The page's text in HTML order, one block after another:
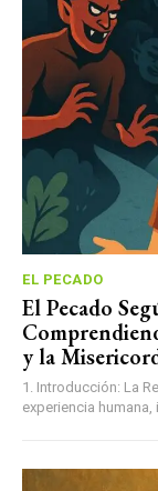
EL PECADO
El Pecado
y la
1. Introducción: La
experiencia humana,